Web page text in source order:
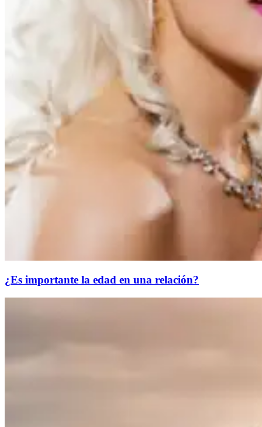
¿Es importante la edad en una relación?